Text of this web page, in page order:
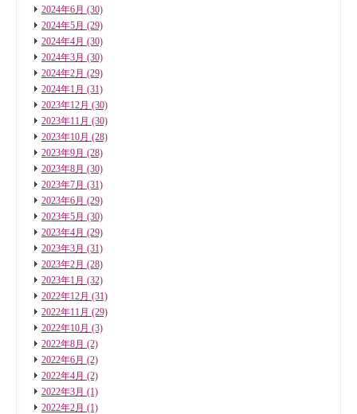
2024年6月 (30)
2024年5月 (29)
2024年4月 (30)
2024年3月 (30)
2024年2月 (29)
2024年1月 (31)
2023年12月 (30)
2023年11月 (30)
2023年10月 (28)
2023年9月 (28)
2023年8月 (30)
2023年7月 (31)
2023年6月 (29)
2023年5月 (30)
2023年4月 (29)
2023年3月 (31)
2023年2月 (28)
2023年1月 (32)
2022年12月 (31)
2022年11月 (29)
2022年10月 (3)
2022年8月 (2)
2022年6月 (2)
2022年4月 (2)
2022年3月 (1)
2022年2月 (1)